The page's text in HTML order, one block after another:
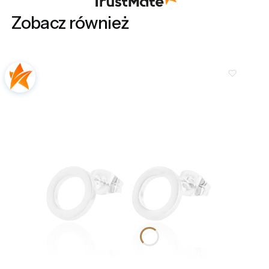
Zobacz również